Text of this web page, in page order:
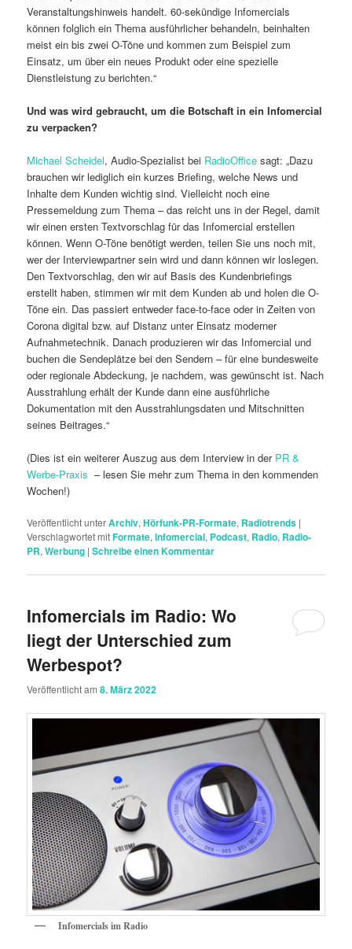
Veranstaltungshinweis handelt. 60-sekündige Infomercials
können folglich ein Thema ausführlicher behandeln, beinhalten
meist ein bis zwei O-Töne und kommen zum Beispiel zum
Einsatz, um über ein neues Produkt oder eine spezielle
Dienstleistung zu berichten.“
Und was wird gebraucht, um die Botschaft in ein Infomercial
zu verpacken?
Michael Scheidel, Audio-Spezialist bei RadioOffice sagt: „Dazu
brauchen wir lediglich ein kurzes Briefing, welche News und
Inhalte dem Kunden wichtig sind. Vielleicht noch eine
Pressemeldung zum Thema – das reicht uns in der Regel, damit
wir einen ersten Textvorschlag für das Infomercial erstellen
können. Wenn O-Töne benötigt werden, teilen Sie uns noch mit,
wer der Interviewpartner sein wird und dann können wir loslegen.
Den Textvorschlag, den wir auf Basis des Kundenbriefings
erstellt haben, stimmen wir mit dem Kunden ab und holen die O-
Töne ein. Das passiert entweder face-to-face oder in Zeiten von
Corona digital bzw. auf Distanz unter Einsatz moderner
Aufnahmetechnik. Danach produzieren wir das Infomercial und
buchen die Sendeplätze bei den Sendern – für eine bundesweite
oder regionale Abdeckung, je nachdem, was gewünscht ist. Nach
Ausstrahlung erhält der Kunde dann eine ausführliche
Dokumentation mit den Ausstrahlungsdaten und Mitschnitten
seines Beitrages.“
(Dies ist ein weiterer Auszug aus dem Interview in der PR &
Werbe-Praxis – lesen Sie mehr zum Thema in den kommenden
Wochen!)
Veröffentlicht unterArchiv,Hörfunk-PR-Formate, Radiotrends |
Verschlagwortet mitFormate,Infomercial, Podcast, Radio, Radio-
PR,Werbung |Schreibe einen Kommentar
Infomercials im Radio: Wo
liegt der Unterschied zum
Werbespot?
Veröffentlicht am8. März 2022
Infomercials im Radio